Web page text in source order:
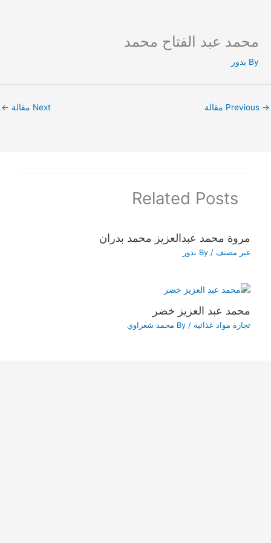
content
محمد عبد الفتاح محمد
By بدور
→ Next مقالة ←
Related Posts
مروة محمد عبدالعزيز محمد بدران
غير مصنف / By بدور
محمد عبد العزيز خضر
تجارة مواد غذائية / By محمد شعراوي